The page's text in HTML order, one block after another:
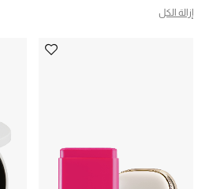
الأطفال
إزالة الكل